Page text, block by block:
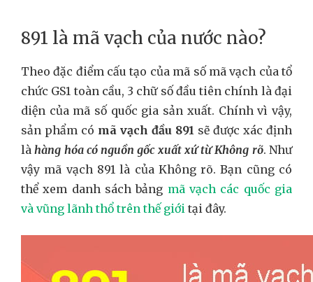
891 là mã vạch của nước nào?
Theo đặc điểm cấu tạo của mã số mã vạch của tổ
chức GS1 toàn cầu, 3 chữ số đầu tiên chính là đại
diện của mã số quốc gia sản xuất. Chính vì vậy,
sản phẩm có mã vạch đầu 891 sẽ được xác định
làhàng hóa có nguồn gốc xuất xứ từ Không rõ. Như
vậy mã vạch 891 là của Không rõ. Bạn cũng có
thể xem danh sách bảng mã vạch các quốc gia
và vũng lãnh thổ trên thế giới tại đây.